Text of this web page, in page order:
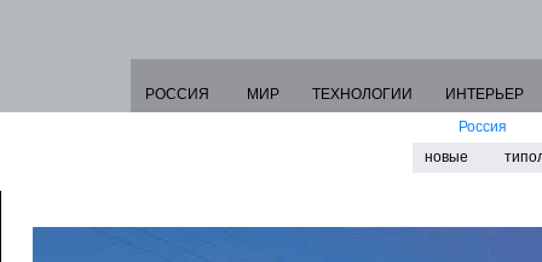
РОССИЯ МИР ТЕХНОЛОГИИ
ИНТЕРЬЕР
Россия
новые